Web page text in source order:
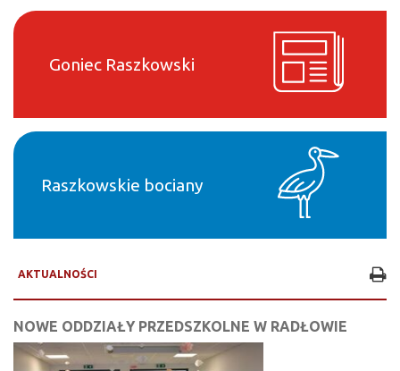
Goniec Raszkowski
Raszkowskie bociany
AKTUALNOŚCI
NOWE ODDZIAŁY PRZEDSZKOLNE W RADŁOWIE